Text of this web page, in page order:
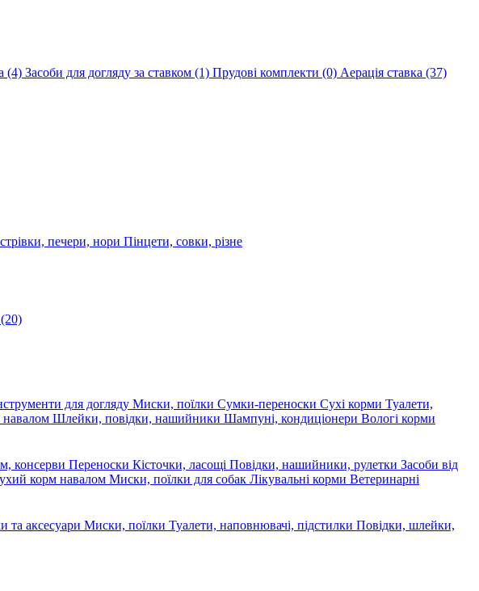
(4) Засоби для догляду за ставком (1) Прудові комплекти (0) Аерація ставка (37)
печери, нори Пінцети, совки, різне
(20)
для догляду Миски, поїлки Сумки-переноски Сухі корми Туалети,
навалом Шлейки, повідки, нашийники Шампуні, кондиціонери Вологі корми
консерви Переноски Кісточки, ласощі Повідки, нашийники, рулетки Засоби від
корм навалом Миски, поїлки для собак Лікувальні корми Ветеринарні
та аксесуари Миски, поїлки Туалети, наповнювачі, підстилки Повідки, шлейки,